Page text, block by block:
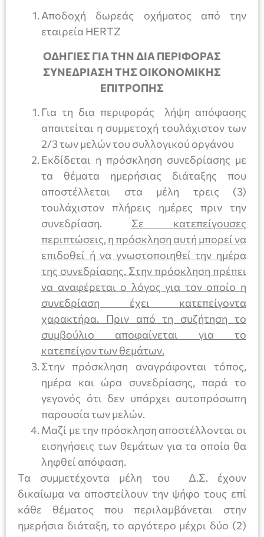
Αποδοχή δωρεάς οχήματος από την
εταιρεία HERTZ
ΟΔΗΓΙΕΣ ΓΙΑ ΤΗΝ ΔΙΑ ΠΕΡΙΦΟΡΑΣ
ΣΥΝΕΔΡΙΑΣΗ ΤΗΣ ΟΙΚΟΝΟΜΙΚΗΣ
ΕΠΙΤΡΟΠΗΣ
Για τη δια περιφοράς λήψη απόφασης
απαιτείται η συμμετοχή τουλάχιστον των
2/3 των μελών του συλλογικού οργάνου
Εκδίδεται η πρόσκληση συνεδρίασης με
τα θέματα ημερήσιας διάταξης που
αποστέλλεται στα μέλη τρεις (3)
τουλάχιστον πλήρεις ημέρες πριν την
συνεδρίαση. Σε κατεπείγουσες
περιπτώσεις, η πρόσκληση αυτή μπορεί να
επιδοθεί ή να γνωστοποιηθεί την ημέρα
της συνεδρίασης. Στην πρόσκληση πρέπει
να αναφέρεται ο λόγος για τον οποίο η
συνεδρίαση έχει κατεπείγοντα
χαρακτήρα. Πριν από τη συζήτηση το
συμβούλιο αποφαίνεται για το
κατεπείγον των θεμάτων.
Στην πρόσκληση αναγράφονται τόπος,
ημέρα και ώρα συνεδρίασης, παρά το
γεγονός ότι δεν υπάρχει αυτοπρόσωπη
παρουσία των μελών.
Μαζί με την πρόσκληση αποστέλλονται οι
εισηγήσεις των θεμάτων για τα οποία θα
ληφθεί απόφαση.
Τα συμμετέχοντα μέλη του Δ.Σ. έχουν
δικαίωμα να αποστείλουν την ψήφο τους επί
κάθε θέματος που περιλαμβάνεται στην
ημερήσια διάταξη, το αργότερο μέχρι δύο (2)